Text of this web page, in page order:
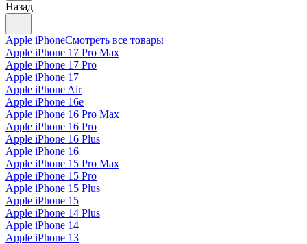
Назад
Apple iPhoneСмотреть все товары
Apple iPhone 17 Pro Max
Apple iPhone 17 Pro
Apple iPhone 17
Apple iPhone Air
Apple iPhone 16e
Apple iPhone 16 Pro Max
Apple iPhone 16 Pro
Apple iPhone 16 Plus
Apple iPhone 16
Apple iPhone 15 Pro Max
Apple iPhone 15 Pro
Apple iPhone 15 Plus
Apple iPhone 15
Apple iPhone 14 Plus
Apple iPhone 14
Apple iPhone 13